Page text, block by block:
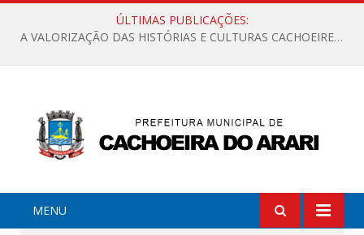
ÚLTIMAS PUBLICAÇÕES:
A VALORIZAÇÃO DAS HISTÓRIAS E CULTURAS CACHOEIRENSES
MENU